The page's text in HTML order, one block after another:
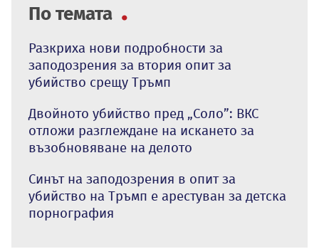
По темата
Разкриха нови подробности за
заподозрения за втория опит за
убийство срещу Тръмп
Двойното убийство пред „Соло”: ВКС
отложи разглеждане на искането за
възобновяване на делото
Синът на заподозрения в опит за
убийство на Тръмп е арестуван за детска
порнография